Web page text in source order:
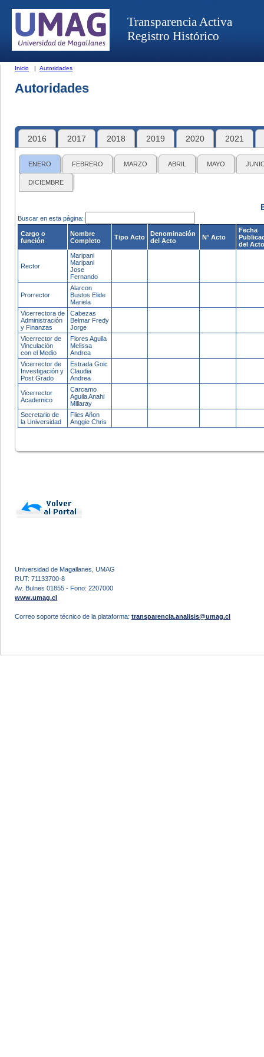
Transparencia Activa
Registro Histórico
Inicio | Autoridades
Autoridades
2016 2017 2018 2019 2020 2021
ENERO FEBRERO MARZO ABRIL MAYO
DICIEMBRE
Buscar en esta página:
Cargo o
función
Nombre
Completo
Tipo Acto
Denominación
del Acto
N° Acto
Fecha
del Acto
Rector
Maripani
Maripani
Jose
Fernando
Prorrector
Alarcon
Bustos Elide
Mariela
Vicerrectora de
Administración
y Finanzas
Cabezas
Belmar Fredy
Jorge
Vicerrector de
Vinculación
con el Medio
Flores Aguila
Melissa
Andrea
Vicerrector de
Investigación y
Post Grado
Estrada Goic
Claudia
Andrea
Vicerrector
Academico
Carcamo
Aguila Anahi
Millaray
Secretario de
la Universidad
Flies Añon
Anggie Chris
Universidad de Magallanes, UMAG
RUT: 71133700-8
Av. Bulnes 01855 - Fono: 2207000
www.umag.cl
Correo soporte técnico de la plataforma: transparencia.analisis@umag.cl